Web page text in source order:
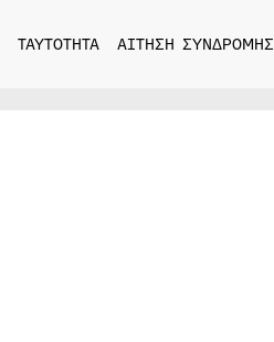
ΤΑΥΤΟΤΗΤΑ ΑΙΤΗΣΗ ΣΥΝΔΡΟΜΗΣ